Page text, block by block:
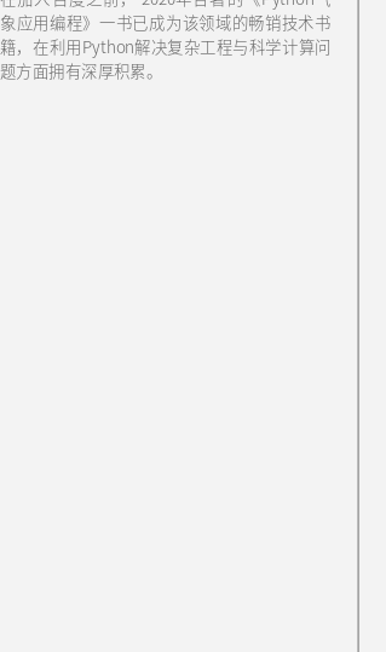
象应用编程》一书已成为该领域的畅销技术书
籍，在利用Python解决复杂工程与科学计算问
题方面拥有深厚积累。